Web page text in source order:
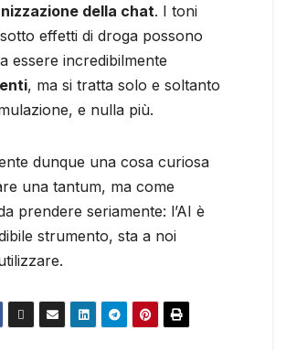
della chat. I toni
effetti di droga possono
essere incredibilmente
, ma si tratta solo e soltanto
e nulla più.
dunque una cosa curiosa
una tantum, ma come
prendere seriamente: l’AI è
strumento, sta a noi